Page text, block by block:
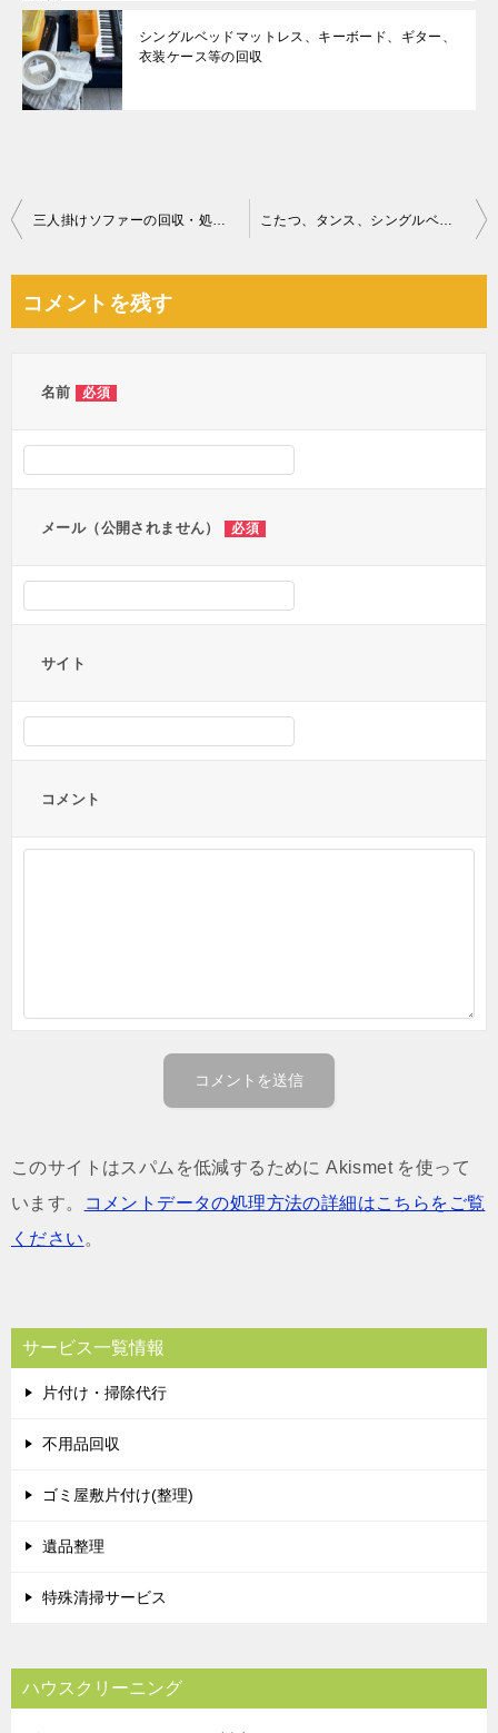
シングルベッドマットレス、キーボード、ギター、
衣装ケース等の回収
投
ビ
三人掛けソファーの回収・処分ご依頼 お客様の声 こたつ、タンス、シングルベッド、二人掛けソファー、掃除機等の回収
コメントを残す
名前 必須
メール（公開されません） 必須
サイト
コメント
このサイトはスパムを低減するために Akismet を使って
います。
コメントデータの処理方法の詳細はこちらをご覧
ください 。
サービス一覧情報
片付け・掃除代行
不用品回収
ゴミ屋敷片付け(整理)
遺品整理
特殊清掃サービス
ハウスクリーニング